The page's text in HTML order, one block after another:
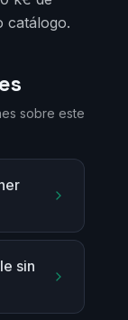
catálogo.
sobre este
sin